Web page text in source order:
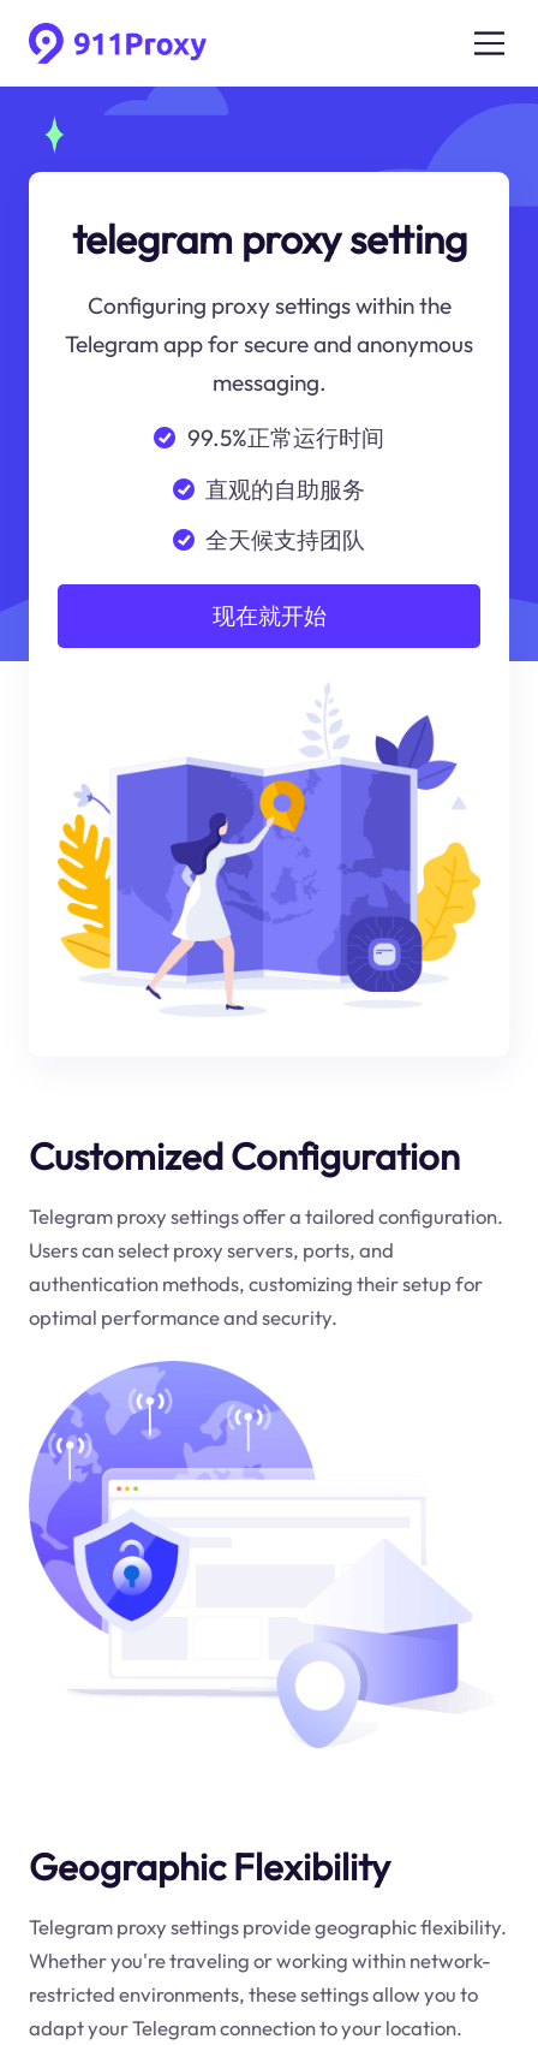
telegram proxy setting
Configuring proxy settings within the
Telegram app for secure and anonymous
messaging.
99.5%正常运行时间
直观的自助服务
全天候支持团队
现在就开始
Customized Configuration
Telegram proxy settings offer a tailored configuration.
Users can select proxy servers, ports, and
authentication methods, customizing their setup for
optimal performance and security.
Geographic Flexibility
Telegram proxy settings provide geographic flexibility.
Whether you're traveling or working within network-
restricted environments, these settings allow you to
adapt your Telegram connection to your location.